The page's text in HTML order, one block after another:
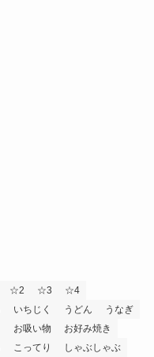
☆2 ☆3
☆4
いちじく うどん
うなぎ
お吸い物
お好み焼き
こってり しゃぶしゃぶ